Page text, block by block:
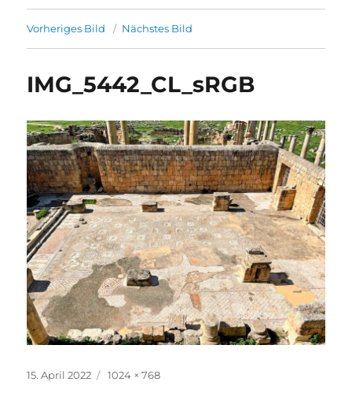
Vorheriges Bild Nächstes Bild
IMG_5442_CL_sRGB
Veröffentlicht
15. April 2022 Originalgröße
1024 × 768